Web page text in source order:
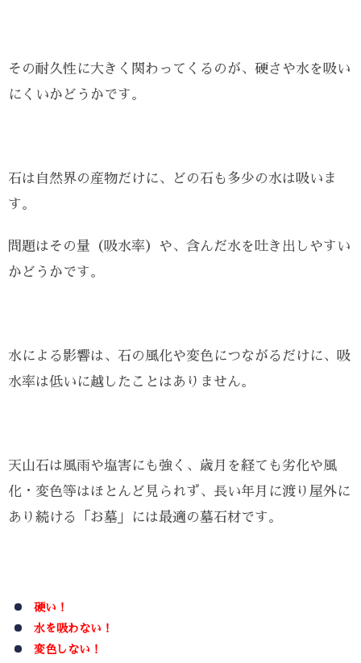
その耐久性に大きく関わってくるのが、硬さや水を吸い
にくいかどうかです。
石は自然界の産物だけに、どの石も多少の水は吸いま
す。
問題はその量（吸水率）や、含んだ水を吐き出しやすい
かどうかです。
水による影響は、石の風化や変色につながるだけに、吸
水率は低いに越したことはありません。
天山石は風雨や塩害にも強く、歳月を経ても劣化や風
化・変色等はほとんど見られず、長い年月に渡り屋外に
あり続ける「お墓」には最適の墓石材です。
硬い！
水を吸わない！
変色しない！